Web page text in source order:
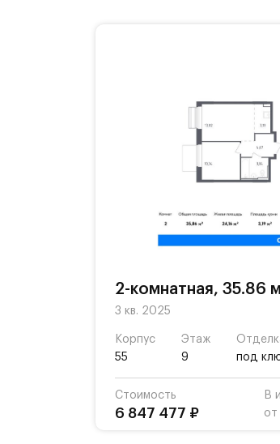
Территория квартала
2-комнатная, 35.86 м
3 кв. 2025
Корпус
55
Этаж
9
под
Стоимость
6 847 477 ₽
В